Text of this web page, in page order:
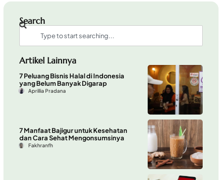
Search
Artikel Lainnya
7 Peluang Bisnis Halal di Indonesia
yang Belum Banyak Digarap
Aprillia Pradana
7 Manfaat Bajigur untuk Kesehatan
dan Cara Sehat Mengonsumsinya
Fakhranfh